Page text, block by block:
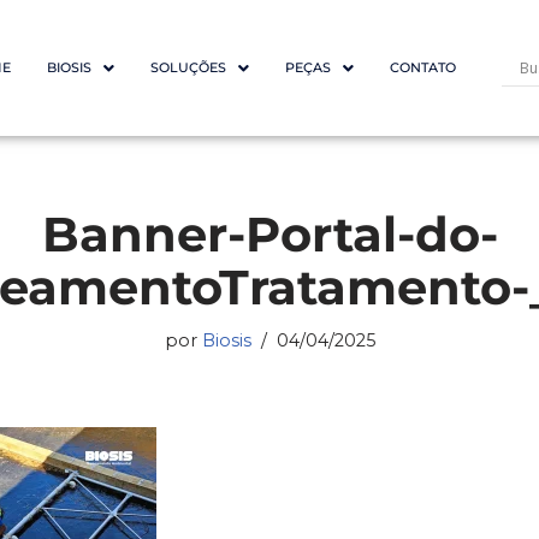
BIOSIS SOLUÇÕES PEÇAS CONTATO
Banner-Portal-do-
por Biosis 04/04/2025